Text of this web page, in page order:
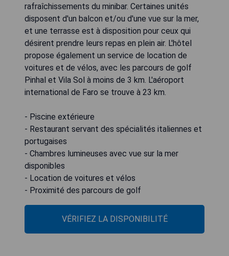
rafraîchissements du minibar. Certaines unités
disposent d'un balcon et/ou d'une vue sur la mer,
et une terrasse est à disposition pour ceux qui
désirent prendre leurs repas en plein air. L'hôtel
propose également un service de location de
voitures et de vélos, avec les parcours de golf
Pinhal et Vila Sol à moins de 3 km. L'aéroport
international de Faro se trouve à 23 km.
- Piscine extérieure
- Restaurant servant des spécialités italiennes et
portugaises
- Chambres lumineuses avec vue sur la mer
disponibles
- Location de voitures et vélos
- Proximité des parcours de golf
VÉRIFIEZ LA DISPONIBILITÉ